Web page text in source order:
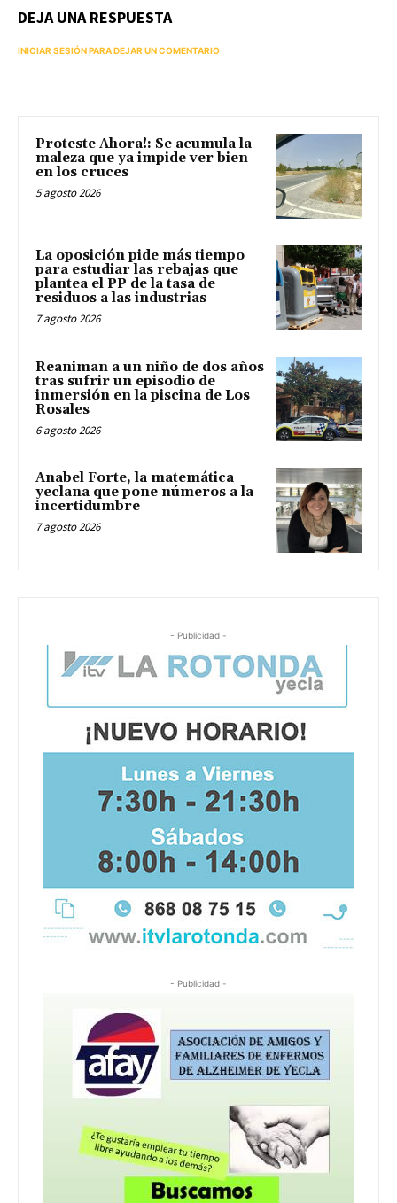
DEJA UNA RESPUESTA
INICIAR SESIÓN PARA DEJAR UN COMENTARIO
Proteste Ahora!: Se acumula la
maleza que ya impide ver bien
en los cruces
5 agosto 2026
La oposición pide más tiempo
para estudiar las rebajas que
plantea el PP de la tasa de
residuos a las industrias
7 agosto 2026
Reaniman a un niño de dos años
tras sufrir un episodio de
inmersión en la piscina de Los
Rosales
6 agosto 2026
Anabel Forte, la matemática
yeclana que pone números a la
incertidumbre
7 agosto 2026
- Publicidad -
- Publicidad -